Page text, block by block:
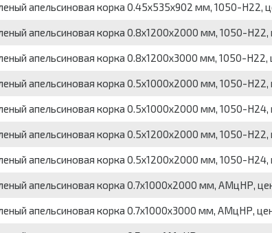
апельсиновая корка 0.45х535х902 мм, 1050-Н22,
апельсиновая корка 0.8х1200х2000 мм, 1050-Н22,
апельсиновая корка 0.8х1200х3000 мм, 1050-Н22,
апельсиновая корка 0.5х1000х2000 мм, 1050-Н22,
апельсиновая корка 0.5х1000х2000 мм, 1050-Н24,
апельсиновая корка 0.5х1200х2000 мм, 1050-Н22,
апельсиновая корка 0.5х1200х2000 мм, 1050-Н24,
апельсиновая корка 0.7х1000х2000 мм, АМцНР,
апельсиновая корка 0.7х1000х3000 мм, АМцНР,